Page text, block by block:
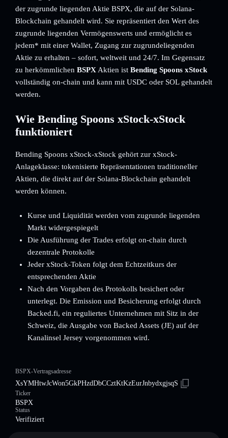
der zugrunde liegenden Aktie BSPX, die auf der Solana-
Blockchain gehandelt wird. Sie repräsentiert den Wert des
zugrunde liegenden Vermögenswerts und ermöglicht es
jedem* mit einer Wallet, Zugang zur zugrundeliegenden
Aktie zu erhalten – sofort, weltweit und 24/7. Im Gegensatz
zu herkömmlichen BSPX Aktien ist Bending Spoons xStock
vollständig on-chain und kann mit USDC oder SOL gehandelt
werden.
Wie Bending Spoons xStock-xStock
funktioniert
Bending Spoons xStock-xStock gehört zur xStock-
Anlageklasse: tokenisierte Repräsentationen traditioneller
Aktien, die direkt auf der Solana-Blockchain gehandelt
werden können.
Kurse und Liquidität werden vom zugrunde liegenden
Markt widergespiegelt
Die Ausführung der Trades erfolgt on-chain durch
dezentrale Protokolle
Jeder xStock-Token folgt dem Echtzeitkurs der
entsprechenden Aktie
Nach den Vorgaben des Protokolls besichert oder
unterlegt. Die Emission und Besicherung erfolgt durch
Backed.fi, ein reguliertes Unternehmen mit Sitz in der
Schweiz, die Ausgabe von Backed Assets (JE) auf der
Kanalinsel Jersey vorgenommen wird.
BSPX-Vertragsadresse
XsYMHtwJcWon5GkPHzdDbCCztKtKzEurJnbydxgjsqS
Ticker
BSPX
Status
Verifiziert